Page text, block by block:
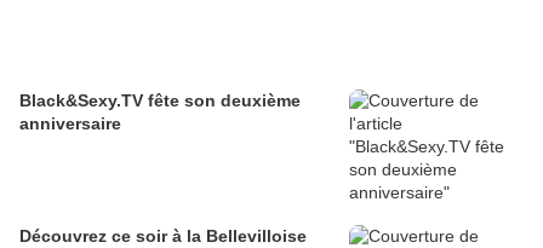
Black&Sexy.TV fête son deuxième
anniversaire
Découvrez ce soir à la Bellevilloise